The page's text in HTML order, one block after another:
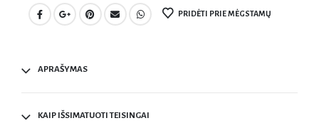
PRIDĖTI PRIE MĖGSTAMŲ
APRAŠYMAS
KAIP IŠSIMATUOTI TEISINGAI